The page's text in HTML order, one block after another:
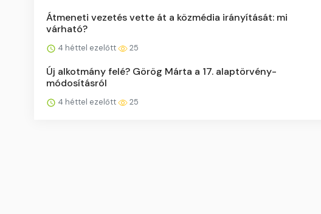
Átmeneti vezetés vette át a közmédia irányítását: mi
várható?
4 héttel ezelőtt 25
Új alkotmány felé? Görög Márta a 17. alaptörvény-
módosításról
4 héttel ezelőtt 25